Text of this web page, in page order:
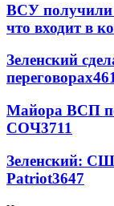
ВСУ получили
что входит в
Зеленский
переговорах
Майора ВСП
СОЧ3711
Зеленский:
Patriot3647